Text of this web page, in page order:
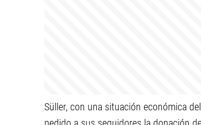
Süller, con una situación económica